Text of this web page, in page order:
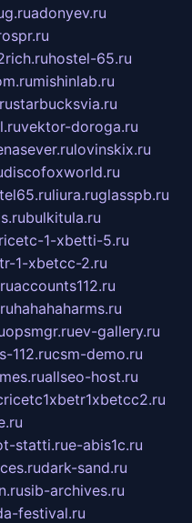
adonyev.ru
hostel-65.ru
mishinlab.ru
starbucksvia.ru
vektor-doroga.ru
lovinskix.ru
discofoxworld.ru
liura.ruglasspb.ru
bulkitula.ru
1-xbetti-5.ru
1-xbetcc-2.ru
accounts112.ru
hahahaharms.ru
opsmgr.ruev-gallery.ru
112.rucsm-demo.ru
allseo-host.ru
statti.rue-abis1c.ru
dark-sand.ru
sib-archives.ru
festival.ru